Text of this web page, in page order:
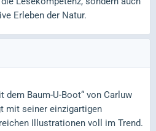
Erleben der Natur.
dem Baum-U-Boot“ von Carluw
mit seiner einzigartigen
Illustrationen voll im Trend.